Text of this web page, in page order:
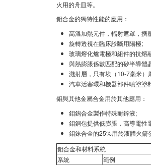
火用的舟皿等。
鉬合金的獨特性能的應用：
高溫加熱元件，輻射遮罩，擠
旋轉透視在臨床診斷用陽極;
玻璃熔化爐電極和組件的抗熔
與熱膨脹係數匹配的矽半導體
濺射層，只有埃（10-7毫米）
汽車活塞環和機器部件噴塗塗
鉬與其他金屬合金用於其他應用：
鉬鎢合金製作特殊耐鋅液;
鉬銅包提供低膨脹，高導電性
鉬錸合金的25%用於液體火箭
鉬合金和材料系統
系統
範例